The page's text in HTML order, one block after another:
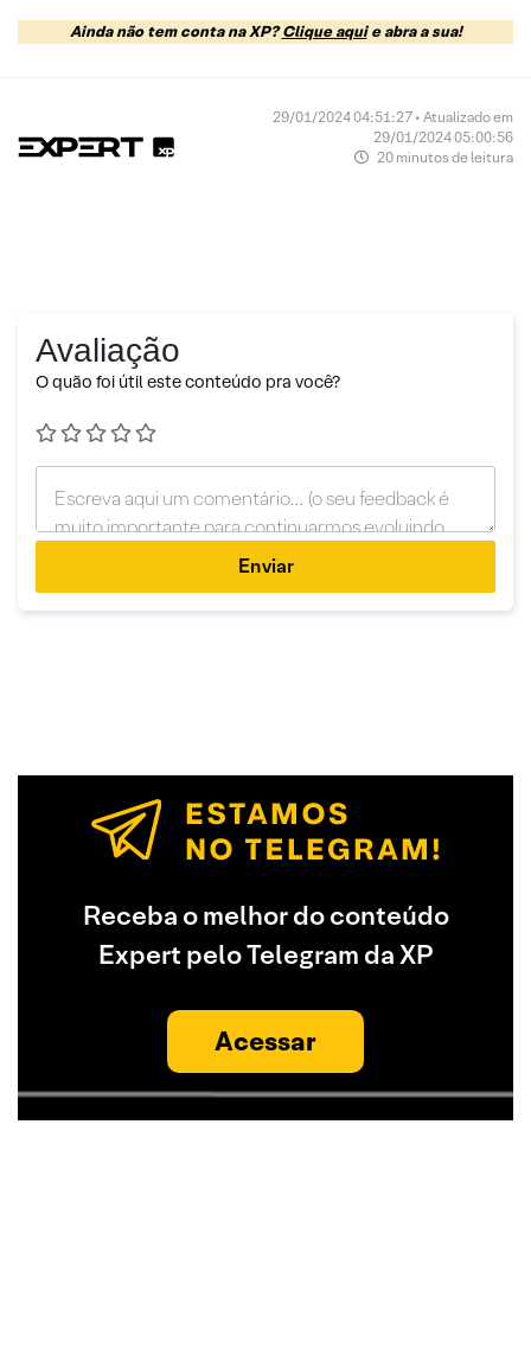
Ainda não tem conta na XP?Clique aquie abra a sua!
29/01/2024 04:51:27 • Atualizado em
29/01/2024 05:00:56
20 minutos de leitura
Avaliação
O quão foi útil este conteúdo pra você?
Enviar
Receba o melhor do conteúdo
Expert pelo Telegram da XP
Acessar